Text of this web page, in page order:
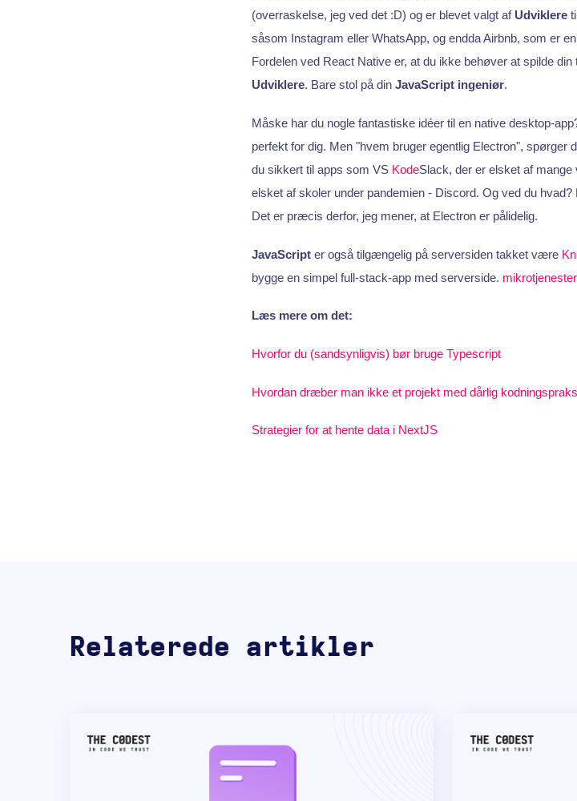
(overraskelse, jeg ved det :D) og er blevet valgt af Udviklere
såsom Instagram eller WhatsApp, og endda Airbnb, som er
Fordelen ved React Native er, at du ikke behøver at spilde
Udviklere. Bare stol på din JavaScript ingeniør.
Måske har du nogle fantastiske idéer til en native desktop-
perfekt for dig. Men "hvem bruger egentlig Electron", spørger
du sikkert til apps som VS KodeSlack, der er elsket af mange
elsket af skoler under pandemien - Discord. Og ved du
Det er præcis derfor, jeg mener, at Electron er pålidelig.
JavaScripter også tilgængelig på serversiden takket være
bygge en simpel full-stack-app med serverside. mikrotjenester
Læs mere om det:
Hvorfor du (sandsynligvis) bør bruge Typescript
Hvordan dræber man ikke et projekt med dårlig
Strategier for at hente data i NextJS
Relaterede artikler